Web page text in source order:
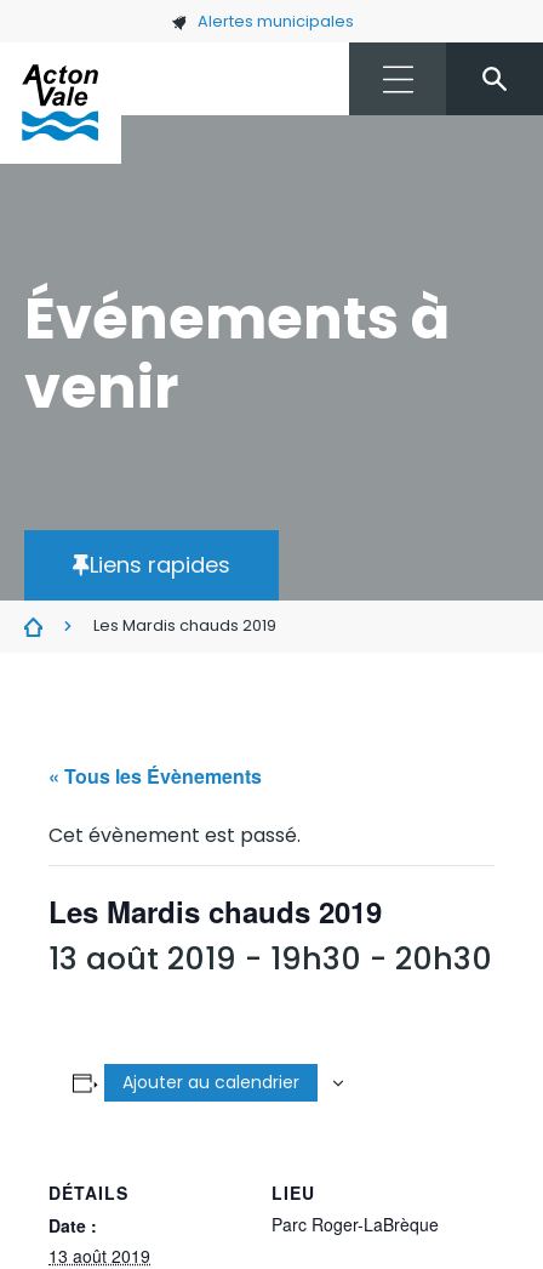
Skip to main content Alertes municipales
Événements à
venir
Liens rapides
Les Mardis chauds 2019
« Tous les Évènements
Cet évènement est passé.
Les Mardis chauds 2019
13 août 2019 - 19h30 - 20h30
Ajouter au calendrier
DÉTAILS
Date :
13 août 2019
LIEU
Parc Roger-LaBrèque